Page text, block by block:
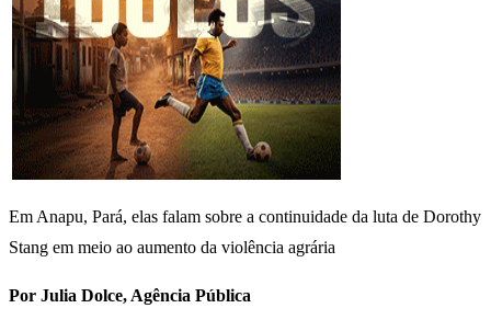
Em Anapu, Pará, elas falam sobre a continuidade da luta de Dorothy
Stang em meio ao aumento da violência agrária
Por Julia Dolce, Agência Pública